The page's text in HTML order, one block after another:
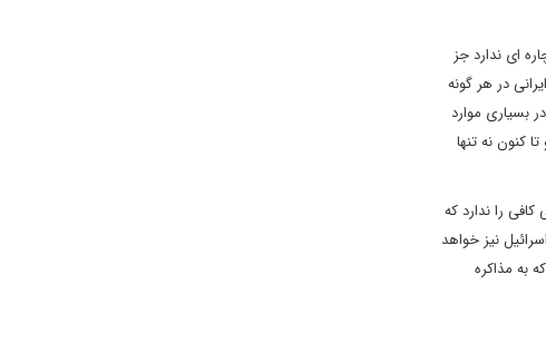
ای ندارد جز
در هر گونه
بسیاری موارد
کنون نه تنها
را ندارد که
نیز خواهد
به مذاکره